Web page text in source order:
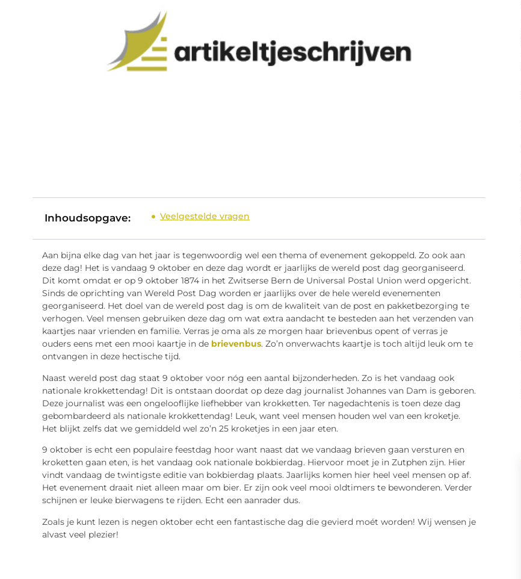
Inhoudsopgave: Veelgestelde vragen
Aan bijna elke dag van het jaar is tegenwoordig wel een thema of evenement gekoppeld. Zo ook aan
deze dag! Het is vandaag 9 oktober en deze dag wordt er jaarlijks de wereld post dag georganiseerd.
Dit komt omdat er op 9 oktober 1874 in het Zwitserse Bern de Universal Postal Union werd opgericht.
Sinds de oprichting van Wereld Post Dag worden er jaarlijks over de hele wereld evenementen
georganiseerd. Het doel van de wereld post dag is om de kwaliteit van de post en pakketbezorging te
verhogen. Veel mensen gebruiken deze dag om wat extra aandacht te besteden aan het verzenden van
kaartjes naar vrienden en familie. Verras je oma als ze morgen haar brievenbus opent of verras je
ouders eens met een mooi kaartje in de brievenbus. Zo’n onverwachts kaartje is toch altijd leuk om te
ontvangen in deze hectische tijd.
Naast wereld post dag staat 9 oktober voor nóg een aantal bijzonderheden. Zo is het vandaag ook
nationale krokkettendag! Dit is ontstaan doordat op deze dag journalist Johannes van Dam is geboren.
Deze journalist was een ongelooflijke liefhebber van krokketten. Ter nagedachtenis is toen deze dag
gebombardeerd als nationale krokkettendag! Leuk, want veel mensen houden wel van een kroketje.
Het blijkt zelfs dat we gemiddeld wel zo’n 25 kroketjes in een jaar eten.
9 oktober is echt een populaire feestdag hoor want naast dat we vandaag brieven gaan versturen en
kroketten gaan eten, is het vandaag ook nationale bokbierdag. Hiervoor moet je in Zutphen zijn. Hier
vindt vandaag de twintigste editie van bokbierdag plaats. Jaarlijks komen hier heel veel mensen op af.
Het evenement draait niet alleen maar om bier. Er zijn ook veel mooi oldtimers te bewonderen. Verder
schijnen er leuke bierwagens te rijden. Echt een aanrader dus.
Zoals je kunt lezen is negen oktober echt een fantastische dag die gevierd moét worden! Wij wensen je
alvast veel plezier!